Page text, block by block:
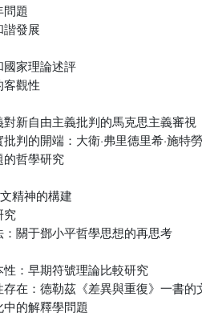
題
發展
家理論述評
觀性
新自由主義批判的馬克思主義審視
判的開端：大衛·弗里德里希·施特
哲學研究
精神的構建
究
關于鄧小平哲學思想的再思考
：早期符號理論比較研究
在：德勒茲《差異與重復》一書的
的解釋學問題